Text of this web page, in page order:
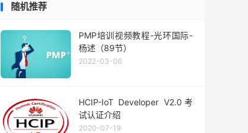
随机推荐
PMP培训视频教程-光环国际-
杨述（89节）
2022-03-06
HCIP-IoT Developer V2.0考
试认证介绍
2020-07-19